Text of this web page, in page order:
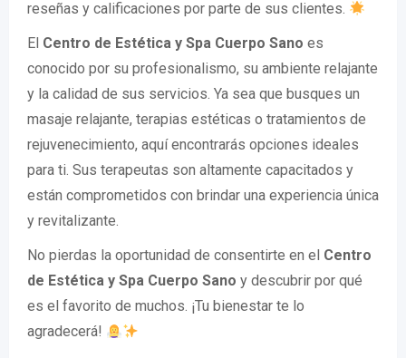
reseñas y calificaciones por parte de sus clientes.
El Centro de Estética y Spa Cuerpo Sano es
conocido por su profesionalismo, su ambiente relajante
y la calidad de sus servicios. Ya sea que busques un
masaje relajante, terapias estéticas o tratamientos de
rejuvenecimiento, aquí encontrarás opciones ideales
para ti. Sus terapeutas son altamente capacitados y
están comprometidos con brindar una experiencia única
y revitalizante.
No pierdas la oportunidad de consentirte en el Centro
de Estética y Spa Cuerpo Sano y descubrir por qué
es el favorito de muchos. ¡Tu bienestar te lo
agradecerá!